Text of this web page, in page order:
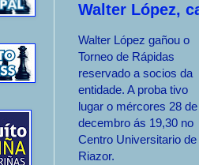
Walter López,
Walter López gañou o
Torneo de Rápidas
reservado a socios da
entidade. A proba tivo
lugar o mércores 28 de
decembro ás 19,30 no
Centro Universitario de
Riazor.